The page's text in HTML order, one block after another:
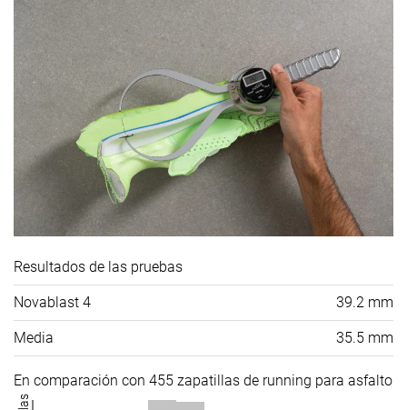
Resultados de las pruebas
Novablast 4 39.2 mm
Media 35.5 mm
En comparación con 455 zapatillas de running para asfalto